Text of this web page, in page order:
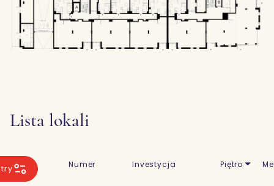
Lista lokali
Numer Investycja Piętro